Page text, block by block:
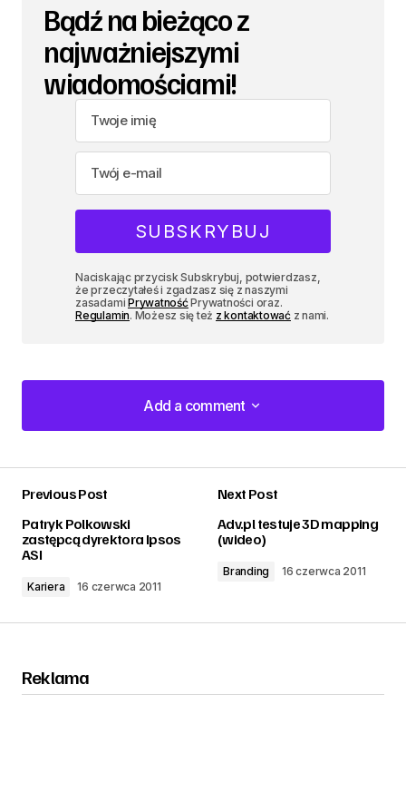
Bądź na bieżąco z
najważniejszymi
wiadomościami!
Naciskając przycisk Subskrybuj, potwierdzasz,
że przeczytałeś i zgadzasz się z naszymi
zasadamiPrywatnośćPrywatności oraz.
Regulamin. Możesz się też z kontaktowaćz nami.
Add a comment
Add a comment
Previous Post
Patryk Polkowski
zastępcą dyrektora Ipsos
ASI
Kariera 16 czerwca 2011
Next Post
Adv.pl testuje 3D mapping
(wideo)
Branding 16 czerwca 2011
Reklama